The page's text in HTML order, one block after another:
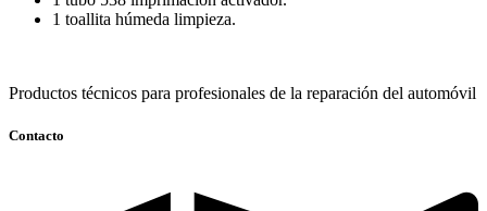
1 toallita húmeda limpieza.
Productos técnicos para profesionales de la reparación del automóvil
Contacto